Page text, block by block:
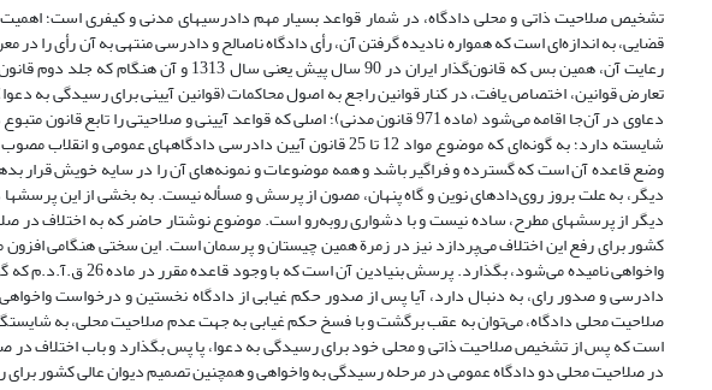
تشخیص صلاحیت ذاتی و محلی دادگاه، در شمار قواعد بسیار مهم دادرسیهای مدنی و کیفری است؛
قضایی، به اندازه‌ای است که همواره نادیده گرفتن آن، رأی دادگاه ناصالح و دادرسی منتهی به آن رأی
رعایت آن، همین بس که قانون‌گذار ایران در 90
تعارض قوانین، اختصاص یافت، در کنار قوانین راجع به اصول محاکمات (قوانین آیینی برای رسیدگی به
دعاوی در آن‌جا اقامه می‌شود (ماده 971 قانون مدنی)؛ اصلی که قواعد آیینی و
وضع قاعده آن است که گسترده و فراگیر باشد و همه موضوعات و نمونه‌های آن را در سایه خویش قرار
دیگر، به علت بروز روی‌دادهای نوین و گاه پنهان، مصون از پرسش و مسأله نیست. به بخشی از این
دیگر از پرسشهای مطرح، ساده نیست و با دشواری روبه‌رو است. موضوع نوشتار حاضر که به اختلاف در
کشور برای رفع این اختلاف می‌پردازد نیز در زمرة همین چیستان و پرسمان است. این سختی هنگامی
واخواهی نامیده می‌شود،
دادرسی و صدور رای، به دنبال دارد، آیا پس از صدور حکم غیابی از دادگاه نخستین و درخواست
صلاحیت محلی دادگاه، می‌توان به عقب برگشت و با فسخ حکم غیابی به جهت عدم صلاحیت محلی، به
است که پس از تشخیص صلاحیت ذاتی و محلی خود برای رسیدگی به دعوا، پا پس بگذارد و باب اختلاف در
در صلاحیت محلی دو دادگاه عمومی در مرحله رسیدگی به واخواهی و همچنین تصمیم دیوان عالی کشور برای